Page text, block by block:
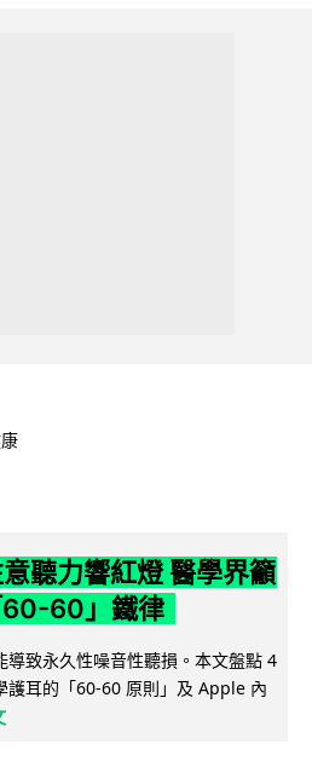
聽力響紅燈 醫學界籲
60-60」鐵律
導致永久性噪音性聽損。本文盤點 4
護耳的「60-60 原則」及 Apple 內